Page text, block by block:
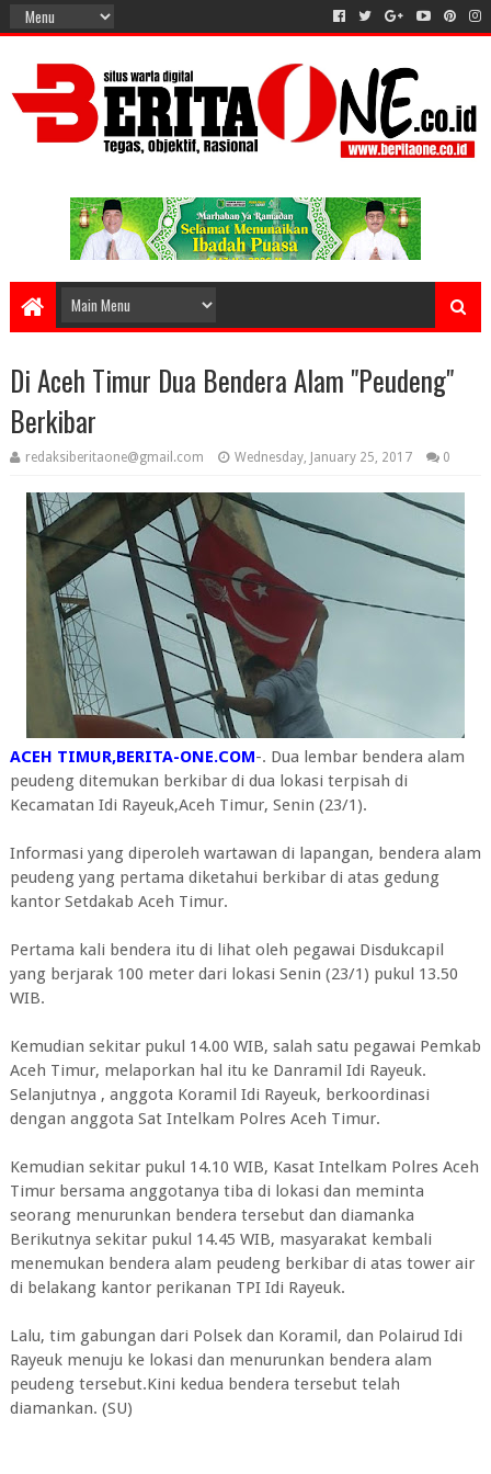
Di Aceh Timur Dua Bendera Alam "Peudeng"
Berkibar
redaksiberitaone@gmail.com Wednesday, January 25, 2017 0
ACEH TIMUR,BERITA-ONE.COM-. Dua lembar bendera alam
peudeng ditemukan berkibar di dua lokasi terpisah di
Kecamatan Idi Rayeuk,Aceh Timur, Senin (23/1).
Informasi yang diperoleh wartawan di lapangan, bendera alam
peudeng yang pertama diketahui berkibar di atas gedung
kantor Setdakab Aceh Timur.
Pertama kali bendera itu di lihat oleh pegawai Disdukcapil
yang berjarak 100 meter dari lokasi Senin (23/1) pukul 13.50
WIB.
Kemudian sekitar pukul 14.00 WIB, salah satu pegawai Pemkab
Aceh Timur, melaporkan hal itu ke Danramil Idi Rayeuk.
Selanjutnya , anggota Koramil Idi Rayeuk, berkoordinasi
dengan anggota Sat Intelkam Polres Aceh Timur.
Kemudian sekitar pukul 14.10 WIB, Kasat Intelkam Polres Aceh
Timur bersama anggotanya tiba di lokasi dan meminta
seorang menurunkan bendera tersebut dan diamanka
Berikutnya sekitar pukul 14.45 WIB, masyarakat kembali
menemukan bendera alam peudeng berkibar di atas tower air
di belakang kantor perikanan TPI Idi Rayeuk.
Lalu, tim gabungan dari Polsek dan Koramil, dan Polairud Idi
Rayeuk menuju ke lokasi dan menurunkan bendera alam
peudeng tersebut.Kini kedua bendera tersebut telah
diamankan. (SU)